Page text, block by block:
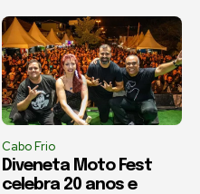
Cabo Frio
Diveneta Moto Fest
celebra 20 anos e